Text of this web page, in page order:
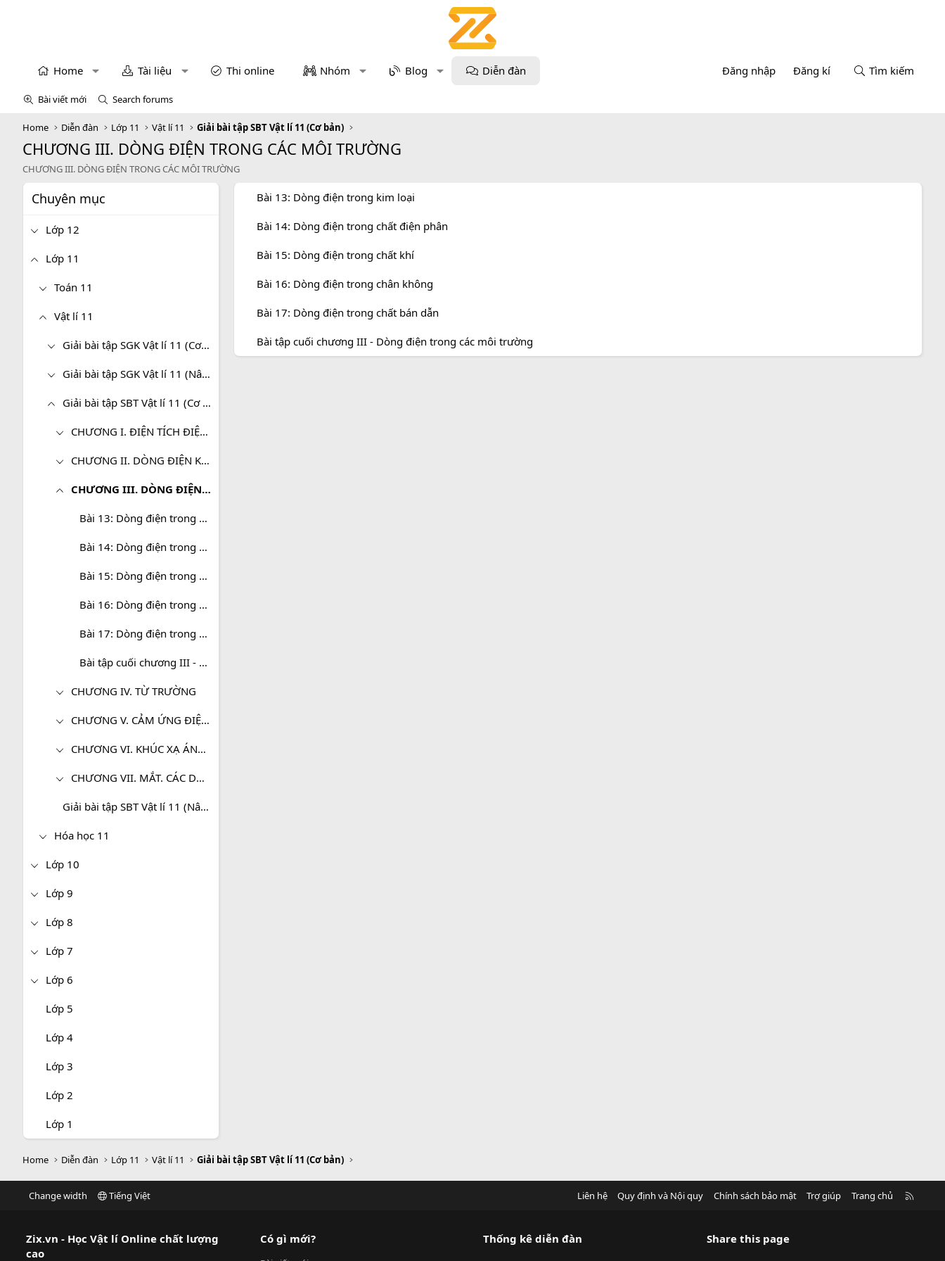
Home Tài liệu Thi online Nhóm Blog Diễn đàn Đăng nhập Đăng kí Tìm kiếm
Bài viết mới Search forums
Home Diễn đàn Lớp 11 Vật lí 11 Giải bài tập SBT Vật lí 11 (Cơ bản)
CHƯƠNG III. DÒNG ĐIỆN TRONG CÁC MÔI TRƯỜNG
CHƯƠNG III. DÒNG ĐIỆN TRONG CÁC MÔI TRƯỜNG
Chuyên mục
Lớp 12
Lớp 11
Toán 11
Vật lí 11
Giải bài tập SGK Vật lí 11 (Cơ bản)
Giải bài tập SGK Vật lí 11 (Nâng cao)
Giải bài tập SBT Vật lí 11 (Cơ bản)
CHƯƠNG I. ĐIỆN TÍCH ĐIỆN TRƯỜNG
CHƯƠNG II. DÒNG ĐIỆN KHÔNG ĐỔI
CHƯƠNG III. DÒNG ĐIỆN TRONG CÁC MÔI TRƯỜNG
Bài 13: Dòng điện trong kim loại
Bài 14: Dòng điện trong chất điện phân
Bài 15: Dòng điện trong chất khí
Bài 16: Dòng điện trong chân không
Bài 17: Dòng điện trong chất bán dẫn
Bài tập cuối chương III - Dòng điện trong các môi trường
CHƯƠNG IV. TỪ TRƯỜNG
CHƯƠNG V. CẢM ỨNG ĐIỆN TỪ
CHƯƠNG VI. KHÚC XẠ ÁNH SÁNG
CHƯƠNG VII. MẮT. CÁC DỤNG CỤ QUANG
Giải bài tập SBT Vật lí 11 (Nâng cao)
Hóa học 11
Lớp 10
Lớp 9
Lớp 8
Lớp 7
Lớp 6
Lớp 5
Lớp 4
Lớp 3
Lớp 2
Lớp 1
Bài 13: Dòng điện trong kim loại
Bài 14: Dòng điện trong chất điện phân
Bài 15: Dòng điện trong chất khí
Bài 16: Dòng điện trong chân không
Bài 17: Dòng điện trong chất bán dẫn
Bài tập cuối chương III - Dòng điện trong các môi trường
Home Diễn đàn Lớp 11 Vật lí 11 Giải bài tập SBT Vật lí 11 (Cơ bản)
Change width Tiếng Việt Liên hệ Quy định và Nội quy Chính sách bảo mật Trợ giúp Trang chủ
Zix.vn - Học Vật lí Online chất lượng
cao
Có gì mới? Thống kê diễn đàn Share this page